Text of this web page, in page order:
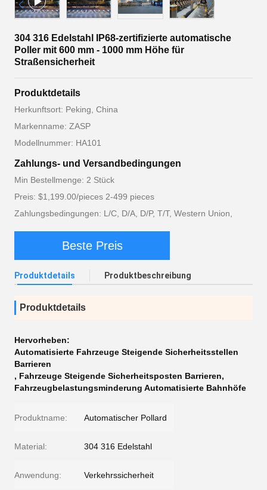
304 316 Edelstahl IP68-zertifizierte automatische
Poller mit 600 mm - 1000 mm Höhe für
Straßensicherheit
Produktdetails
Herkunftsort: Peking, China
Markenname: ZASP
Modellnummer: HA101
Zahlungs- und Versandbedingungen
Min Bestellmenge: 2 Stück
Preis: $1,199.00/pieces 2-499 pieces
Zahlungsbedingungen: L/C, D/A, D/P, T/T, Western Union,
Beste Preis
Produktdetails Produktbeschreibung
Produktdetails
Hervorheben:
Automatisierte Fahrzeuge Steigende Sicherheitsstellen
Barrieren
, Fahrzeuge Steigende Sicherheitsposten Barrieren,
Fahrzeugbelastungsminderung Automatisierte Bahnhöfe
Produktname: Automatischer Pollard
Material: 304 316 Edelstahl
Anwendung: Verkehrssicherheit